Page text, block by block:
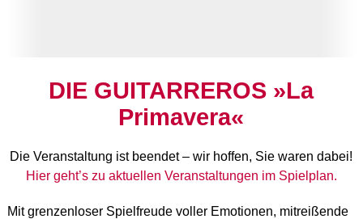
DIE GUITARREROS »La
Primavera«
Die Veranstaltung ist beendet – wir hoffen, Sie waren dabei!
Hier geht’s zu aktuellen Veranstaltungen im Spielplan.
Mit grenzenloser Spielfreude voller Emotionen, mitreißende